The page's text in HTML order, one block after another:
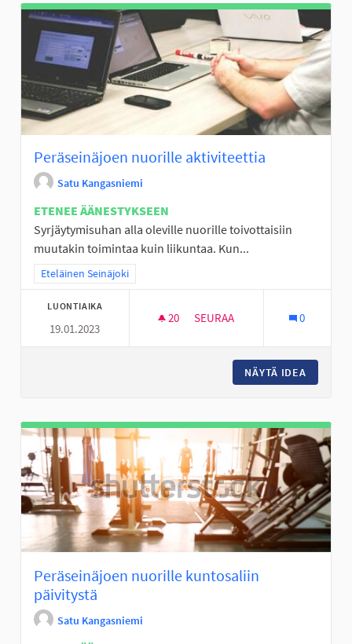
Peräseinäjoen nuorille aktiviteettia
Satu Kangasniemi
ETENEE ÄÄNESTYKSEEN
Syrjäytymisuhan alla oleville nuorille toivottaisiin
muutakin toimintaa kuin liikuntaa. Kun...
Rajaa tulokset teeman mukaan: Eteläinen Seinäjoki
Eteläinen Seinäjoki
LUONTIAIKA
19.01.2023
20 20 SEURAAJAA
SEURAA 0
NÄYTÄ IDEA
Peräseinäjoen nuorille kuntosaliin
päivitystä
Satu Kangasniemi